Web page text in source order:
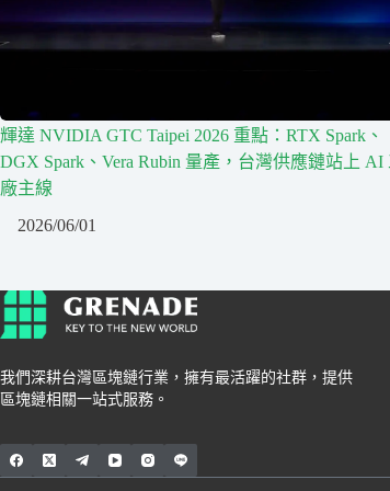
輝達 NVIDIA GTC Taipei 2026 重點：RTX Spark、
DGX Spark、Vera Rubin 量產，台灣供應鏈站上 AI
廠主線
2026/06/01
我們深耕台灣區塊鏈行業，擁有最活躍的社群，提供
區塊鏈相關一站式服務。